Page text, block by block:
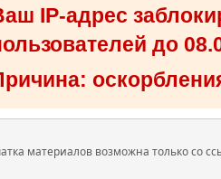
IP-адрес
до
материалов возможна только со